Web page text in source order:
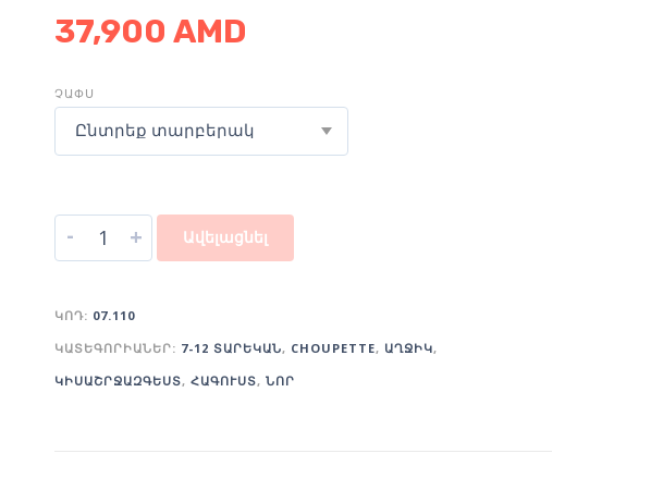
37,900 AMD
ՉԱՓՍ
Ընտրեք տարբերակ
- + Ավելացնել
ԿՈԴ: 07.110
ԿԱՏԵԳՈՐԻԱՆԵՐ: 7-12 ՏԱՐԵԿԱՆ, CHOUPETTE, ԱՂՋԻԿ,
ԿԻՍԱՇՐՋԱԶԳԵՍՏ, ՀԱԳՈՒՍՏ, ՆՈՐ